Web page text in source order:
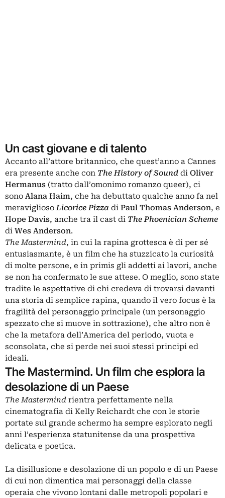
Un cast giovane e di talento
Accanto all’attore britannico, che quest’anno a Cannes
era presente anche con The History of Sound di Oliver
Hermanus (tratto dall’omonimo romanzo queer), ci
sono Alana Haim, che ha debuttato qualche anno fa nel
meravigliosoLicorice Pizza di Paul Thomas Anderson, e
Hope Davis, anche tra il cast di The Phoenician Scheme
di Wes Anderson.
The Mastermind, in cui la rapina grottesca è di per sé
entusiasmante, è un film che ha stuzzicato la curiosità
di molte persone, e in primis gli addetti ai lavori, anche
se non ha confermato le sue attese. O meglio, sono state
tradite le aspettative di chi credeva di trovarsi davanti
una storia di semplice rapina, quando il vero focus è la
fragilità del personaggio principale (un personaggio
spezzato che si muove in sottrazione), che altro non è
che la metafora dell’America del periodo, vuota e
sconsolata, che si perde nei suoi stessi principi ed
ideali.
The Mastermind. Un film che esplora la
desolazione di un Paese
The Mastermind rientra perfettamente nella
cinematografia di Kelly Reichardt che con le storie
portate sul grande schermo ha sempre esplorato negli
anni l’esperienza statunitense da una prospettiva
delicata e poetica.
La disillusione e desolazione di un popolo e di un Paese
di cui non dimentica mai personaggi della classe
operaia che vivono lontani dalle metropoli popolari e